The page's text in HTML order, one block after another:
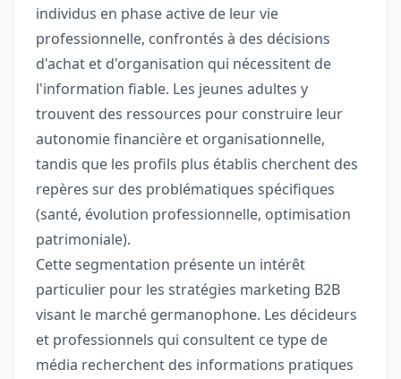
individus en phase active de leur vie
professionnelle, confrontés à des décisions
d'achat et d'organisation qui nécessitent de
l'information fiable. Les jeunes adultes y
trouvent des ressources pour construire leur
autonomie financière et organisationnelle,
tandis que les profils plus établis cherchent des
repères sur des problématiques spécifiques
(santé, évolution professionnelle, optimisation
patrimoniale).
Cette segmentation présente un intérêt
particulier pour les stratégies marketing B2B
visant le marché germanophone. Les décideurs
et professionnels qui consultent ce type de
média recherchent des informations pratiques